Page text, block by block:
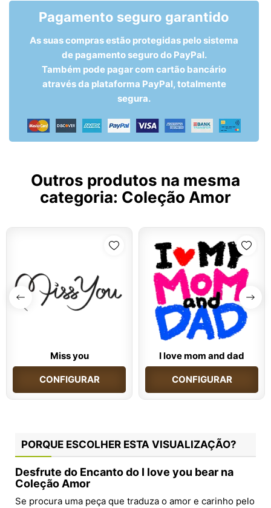
Pagamento seguro garantido
As suas compras estão protegidas pelo sistema
de pagamento seguro do PayPal.
Também pode pagar com cartão bancário
através da plataforma PayPal, totalmente
segura.
Outros produtos na mesma
categoria: Coleção Amor
Miss you
CONFIGURAR
I love mom and dad
CONFIGURAR
PORQUE ESCOLHER ESTA VISUALIZAÇÃO?
Desfrute do Encanto do I love you bear na
Coleção Amor
Se procura uma peça que traduza o amor e carinho pelo